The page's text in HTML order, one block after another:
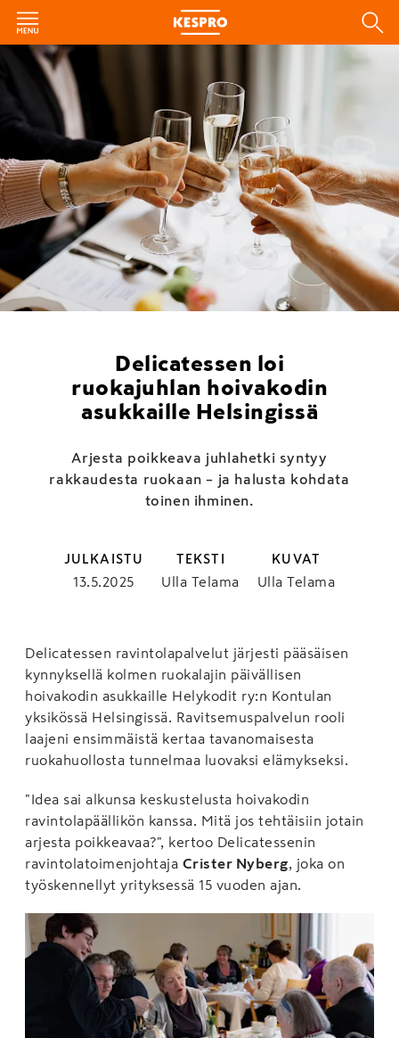
Delicatessen loi
ruokajuhlan hoivakodin
asukkaille Helsingissä
Arjesta poikkeava juhlahetki syntyy
rakkaudesta ruokaan – ja halusta kohdata
toinen ihminen.
JULKAISTU
13.5.2025
TEKSTI
Ulla Telama
KUVAT
Ulla Telama
Delicatessen ravintolapalvelut järjesti pääsäisen
kynnyksellä kolmen ruokalajin päivällisen
hoivakodin asukkaille Helykodit ry:n Kontulan
yksikössä Helsingissä. Ravitsemuspalvelun rooli
laajeni ensimmäistä kertaa tavanomaisesta
ruokahuollosta tunnelmaa luovaksi elämykseksi.
"Idea sai alkunsa keskustelusta hoivakodin
ravintolapäällikön kanssa. Mitä jos tehtäisiin jotain
arjesta poikkeavaa?", kertoo Delicatessenin
ravintolatoimenjohtaja Crister Nyberg , joka on
työskennellyt yrityksessä 15 vuoden ajan.